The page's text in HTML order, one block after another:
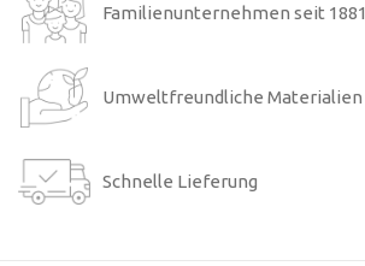
Familienunternehmen seit 1881
Umweltfreundliche Materialien
Schnelle Lieferung